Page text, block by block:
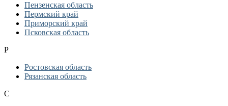
Пензенская область
Пермский край
Приморский край
Псковская область
Р
Ростовская область
Рязанская область
С